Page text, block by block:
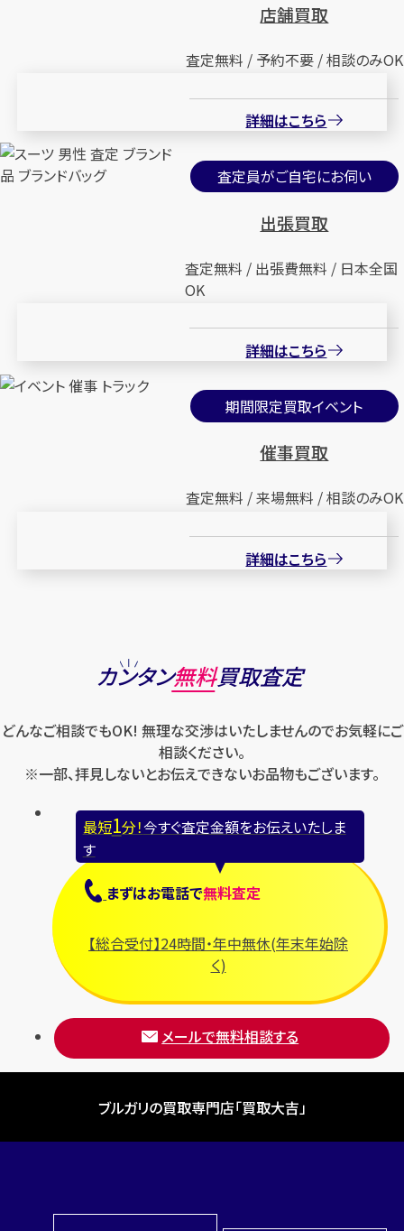
店舗買取
査定無料 / 予約不要 / 相談のみOK
詳細はこちら
査定員がご自宅にお伺い
出張買取
査定無料 / 出張費無料 / 日本全国
OK
詳細はこちら
期間限定買取イベント
催事買取
査定無料 / 来場無料 / 相談のみOK
詳細はこちら
カンタン無料買取査定
どんなご相談でもOK! 無理な交渉はいたしませんのでお気軽にご
相談ください。
※一部、拝見しないとお伝えできないお品物もございます。
最短1分！今すぐ査定金額をお伝えいたしま
す
まずはお電話で無料査定
【総合受付】24時間・年中無休(年末年始除
く)
メールで無料相談する
ブルガリの買取専門店「買取大吉」